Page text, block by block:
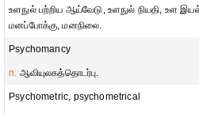
உளநுல் பற்றிய ஆய்வேடு, உளநுல் நியதி, உள
மனப்போக்கு, மனநிலை.
Psychomancy
n. ஆவியுலகத்தொடர்பு.
Psychometric, psychometrical